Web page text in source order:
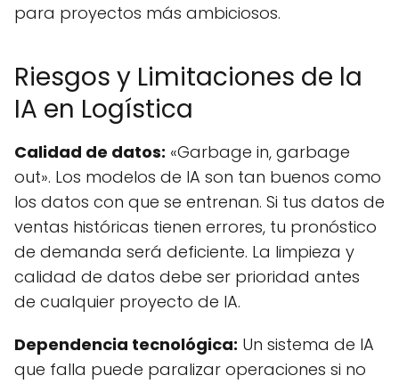
para proyectos más ambiciosos.
Riesgos y Limitaciones de la
IA en Logística
Calidad de datos: «Garbage in, garbage
out». Los modelos de IA son tan buenos como
los datos con que se entrenan. Si tus datos de
ventas históricas tienen errores, tu pronóstico
de demanda será deficiente. La limpieza y
calidad de datos debe ser prioridad antes
de cualquier proyecto de IA.
Dependencia tecnológica: Un sistema de IA
que falla puede paralizar operaciones si no